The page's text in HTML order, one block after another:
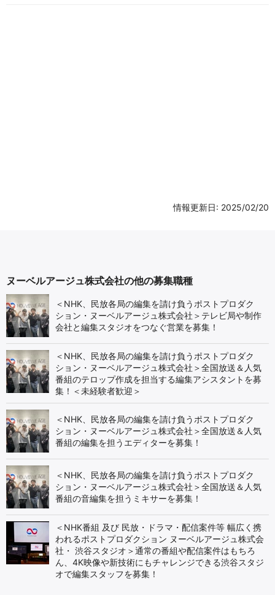
情報更新日: 2025/02/20
ヌーベルアージュ株式会社の他の募集職種
＜NHK、民放各局の編集を請け負うポストプロダク
ション・ヌーベルアージュ株式会社＞テレビ局や制作
会社と編集スタジオをつなぐ営業を募集！
＜NHK、民放各局の編集を請け負うポストプロダク
ション・ヌーベルアージュ株式会社＞全国放送＆人気
番組のテロップ作成を担当する編集アシスタントを募
集！＜未経験者歓迎＞
＜NHK、民放各局の編集を請け負うポストプロダク
ション・ヌーベルアージュ株式会社＞全国放送＆人気
番組の編集を担うエディターを募集！
＜NHK、民放各局の編集を請け負うポストプロダク
ション・ヌーベルアージュ株式会社＞全国放送＆人気
番組の音編集を担うミキサーを募集！
＜NHK番組 及び 民放・ドラマ・配信案件等 幅広く携
われるポストプロダクション ヌーベルアージュ株式会
社・ 渋谷スタジオ＞通常の番組や配信案件はもちろ
ん、4K映像や新技術にもチャレンジできる渋谷スタジ
オで編集スタッフを募集！